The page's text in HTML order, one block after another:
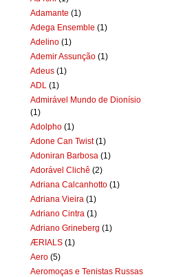
Adamante (1)
Adega Ensemble (1)
Adelino (1)
Ademir Assunção (1)
Adeus (1)
ADL (1)
Admirável Mundo de Dionísio
(1)
Adolpho (1)
Adone Can Twist (1)
Adoniran Barbosa (1)
Adorável Clichê (2)
Adriana Calcanhotto (1)
Adriana Vieira (1)
Adriano Cintra (1)
Adriano Grineberg (1)
ÆRIALS (1)
Aero (5)
Aeromoças e Tenistas Russas